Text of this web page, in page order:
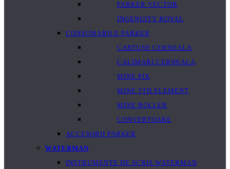
PARKER VECTOR
INGENUITY ROYAL
CONSUMABILE PARKER
CARTUȘE CERNEALA
CALIMARI CERNEALA
MINE PIX
MINE 5TH ELEMENT
MINE ROLLER
CONVERTOARE
ACCESORII PARKER
WATERMAN
INSTRUMENTE DE SCRIS WATERMAN